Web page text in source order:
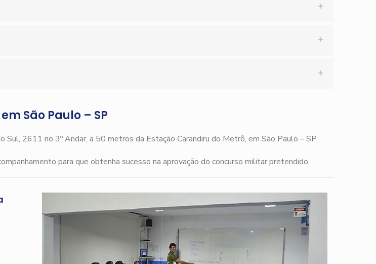
São Paulo – SP
2611 no 3º Andar, a 50 metros da Estação Carandiru do Metrô, em São Paulo – SP.
para que obtenha sucesso na aprovação do concurso militar pretendido.